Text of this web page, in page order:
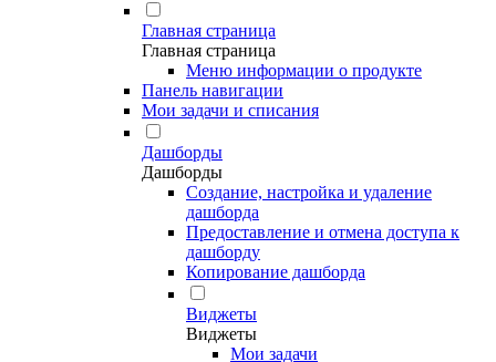
Главная страница
Главная страница
Меню информации о продукте
Панель навигации
Мои задачи и списания
Дашборды
Дашборды
Создание, настройка и удаление
дашборда
Предоставление и отмена доступа к
дашборду
Копирование дашборда
Виджеты
Виджеты
Мои задачи